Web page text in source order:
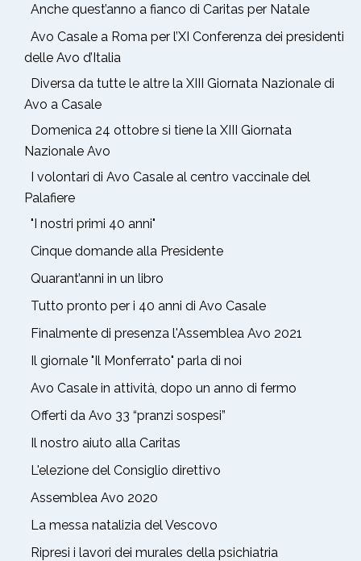
Anche quest’anno a fianco di Caritas per Natale
Avo Casale a Roma per l’XI Conferenza dei presidenti
delle Avo d’Italia
Diversa da tutte le altre la XIII Giornata Nazionale di
Avo a Casale
Domenica 24 ottobre si tiene la XIII Giornata
Nazionale Avo
I volontari di Avo Casale al centro vaccinale del
Palafiere
"I nostri primi 40 anni"
Cinque domande alla Presidente
Quarant’anni in un libro
Tutto pronto per i 40 anni di Avo Casale
Finalmente di presenza l'Assemblea Avo 2021
Il giornale "Il Monferrato" parla di noi
Avo Casale in attività, dopo un anno di fermo
Offerti da Avo 33 “pranzi sospesi”
Il nostro aiuto alla Caritas
L'elezione del Consiglio direttivo
Assemblea Avo 2020
La messa natalizia del Vescovo
Ripresi i lavori dei murales della psichiatria